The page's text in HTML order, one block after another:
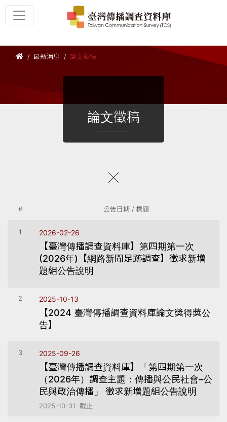
最新消息 論文徵稿
論文徵稿
# 公告日期 / 標題
1 2026-02-26
【臺灣傳播調查資料庫】第四期第一次
(2026年)【網路新聞足跡調查】徵求新增
題組公告說明
2 2025-10-13
【2024 臺灣傳播調查資料庫論文獎得獎公
告】
3 2025-09-26
【臺灣傳播調查資料庫】「第四期第一次
（2026年）調查主題：傳播與公民社會–公
民與政治傳播」 徵求新增題組公告說明
2025-10-31 截止